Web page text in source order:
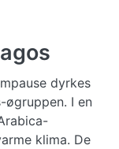
dyrkes
øgruppen. I en
klima. De